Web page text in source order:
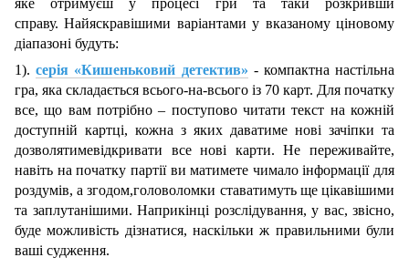
яке отримуєш у процесі гри та таки розкривши
справу. Найяскравішими варіантами у вказаному ціновому
діапазоні будуть:
1).серія «Кишеньковий детектив» - компактна настільна
гра, яка складається всього-на-всього із 70 карт. Для початку
все, що вам потрібно ‒ поступово читати текст на кожній
доступній картці, кожна з яких даватиме нові зачіпки та
дозволятимевідкривати все нові карти. Не переживайте,
навіть на початку партії ви матимете чимало інформації для
роздумів, а згодом,головоломки ставатимуть ще цікавішими
та заплутанішими. Наприкінці розслідування, у вас, звісно,
буде можливість дізнатися, наскільки ж правильними були
ваші судження.